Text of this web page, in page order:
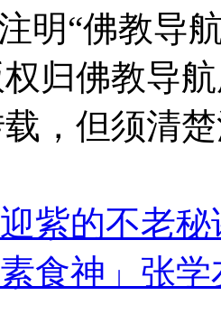
明“佛教导
归佛教导
，但须清
紫的不老秘
素食神」张